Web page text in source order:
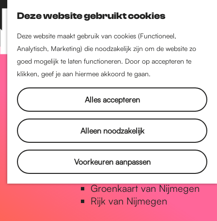
Deze website gebruikt cookies
Deze website maakt gebruik van cookies (Functioneel,
Analytisch, Marketing) die noodzakelijk zijn om de website zo
goed mogelijk te laten functioneren. Door op accepteren te
klikken, geef je aan hiermee akkoord te gaan.
Alles accepteren
Alleen noodzakelijk
Voorkeuren aanpassen
Z
o
e
k
e
K
a
a
r
t
M
e
n
Nijmegen-Nieuw-West
Nijmegen-Oud-West
Dukenburg
Lindenholt
Historie
De oudste stad van
Nederland
Historische tijdlijn
Romeinse Limes
Vrede van Nijmegen Penning
Natuur in Nijmegen
Groenkaart van Nijmegen
Rijk van Nijmegen